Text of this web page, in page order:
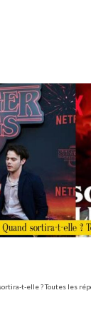
t-elle ? Toutes les